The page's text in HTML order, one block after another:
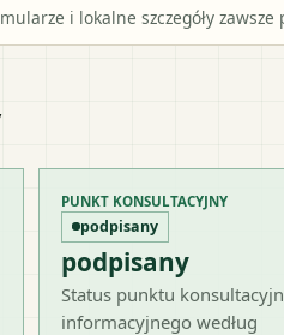
i lokalne szczegóły
PUNKT KONSULTACYJNY
podpisany
podpisany
Status punktu
informacyjnego według